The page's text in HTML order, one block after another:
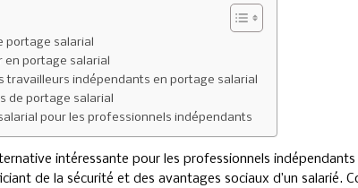
portage salarial
en portage salarial
travailleurs indépendants en portage salarial
de portage salarial
pour les professionnels indépendants
intéressante pour les professionnels
de la sécurité et des avantages sociaux d’un salarié.